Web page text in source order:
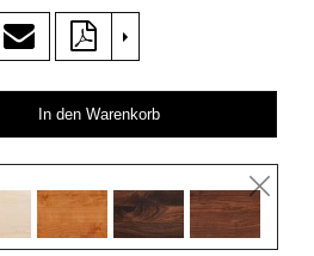
>
In den Warenkorb